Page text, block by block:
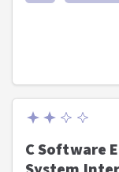
C Software